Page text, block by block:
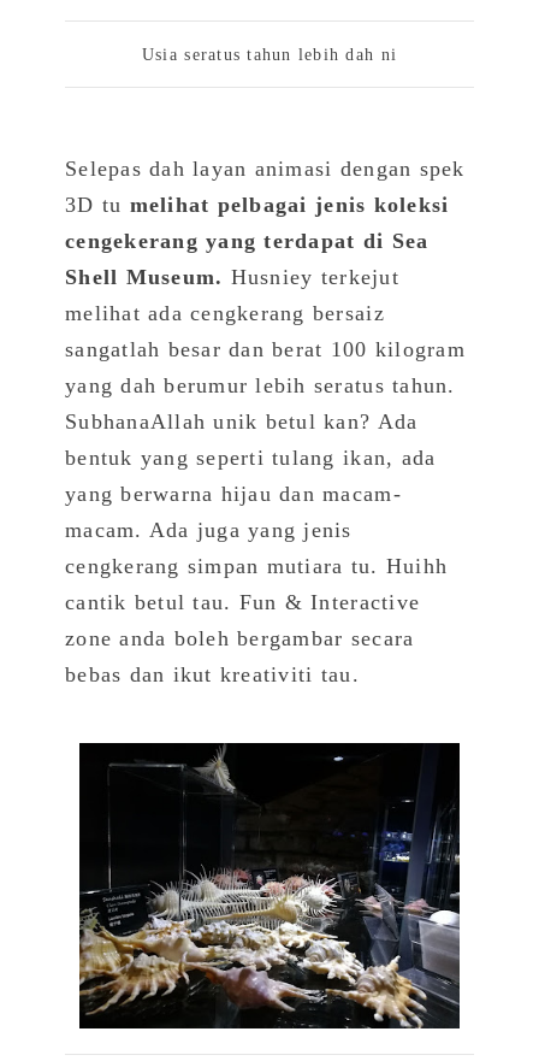
Usia seratus tahun lebih dah ni
Selepas dah layan animasi dengan spek
3D tu melihat pelbagai jenis koleksi
cengekerang yang terdapat di Sea
Shell Museum. Husniey terkejut
melihat ada cengkerang bersaiz
sangatlah besar dan berat 100 kilogram
yang dah berumur lebih seratus tahun.
SubhanaAllah unik betul kan? Ada
bentuk yang seperti tulang ikan, ada
yang berwarna hijau dan macam-
macam. Ada juga yang jenis
cengkerang simpan mutiara tu. Huihh
cantik betul tau. Fun & Interactive
zone anda boleh bergambar secara
bebas dan ikut kreativiti tau.